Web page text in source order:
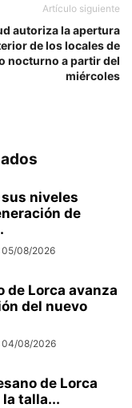
Artículo siguiente
autoriza la apertura
de los locales de
nocturno a partir del
miércoles
niveles
de
05/08/2026
de Lorca avanza
del nuevo
04/08/2026
de Lorca
talla...